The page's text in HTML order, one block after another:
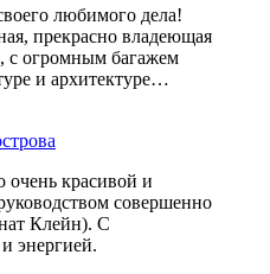
любимого дела!
прекрасно владеющая
с огромным багажем
и архитектуре…
очень красивой и
совершенно
Клейн). С
энергией.